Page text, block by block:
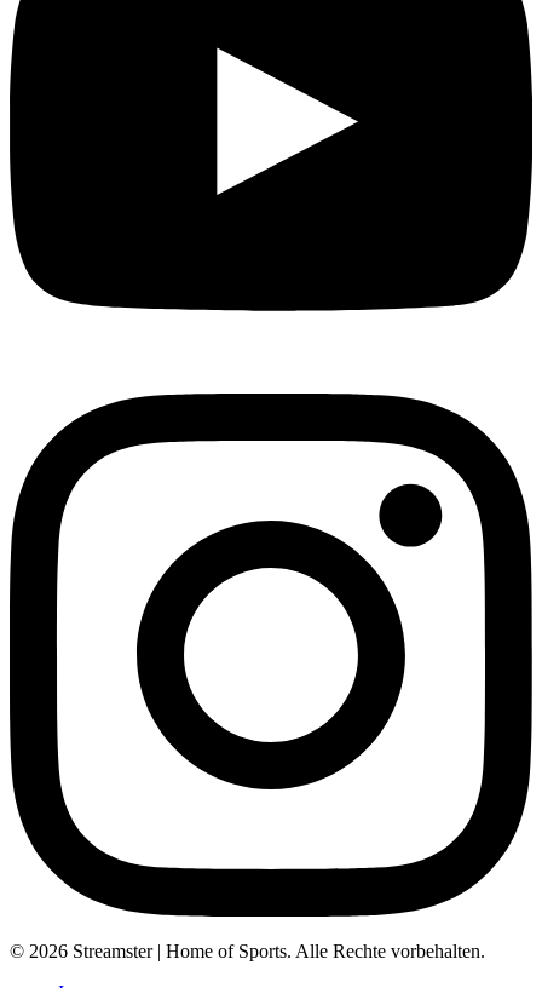
© 2026 Streamster | Home of Sports. Alle Rechte vorbehalten.